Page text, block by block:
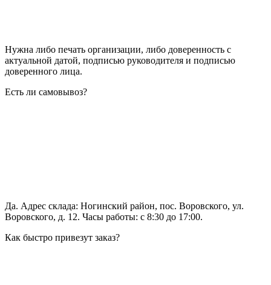
Нужна либо печать организации, либо доверенность с
актуальной датой, подписью руководителя и подписью
доверенного лица.
Есть ли самовывоз?
Да. Адрес склада: Ногинский район, пос. Воровского, ул.
Воровского, д. 12. Часы работы: с 8:30 до 17:00.
Как быстро привезут заказ?